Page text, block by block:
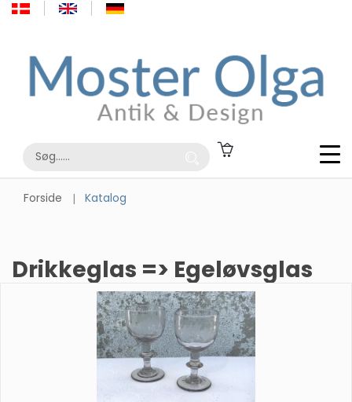
Forside Katalog
Drikkeglas => Egeløvsglas